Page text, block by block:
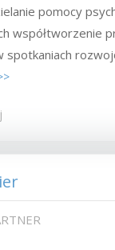
pomocy
współtworzenie
spotkaniach